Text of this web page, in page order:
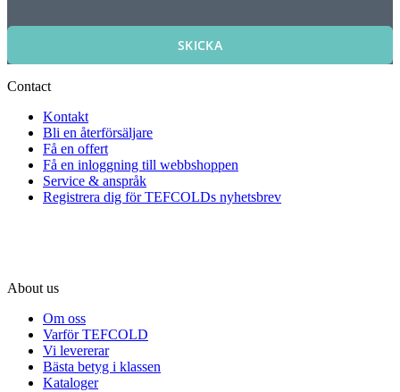
SKICKA
Contact
Kontakt
Bli en återförsäljare
Få en offert
Få en inloggning till webbshoppen
Service & anspråk
Registrera dig för TEFCOLDs nyhetsbrev
About us
Om oss
Varför TEFCOLD
Vi levererar
Bästa betyg i klassen
Kataloger